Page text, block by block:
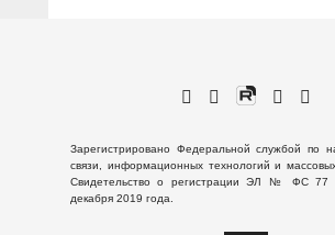
Зарегистрировано Федеральной службой по
связи, информационных технологий и
Свидетельство о регистрации ЭЛ № ФС 77
декабря 2019 года.